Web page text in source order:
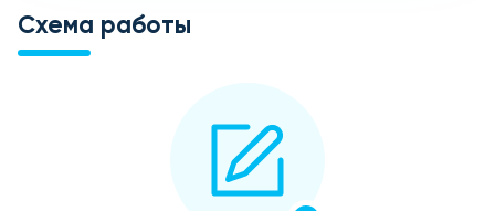
Схема работы